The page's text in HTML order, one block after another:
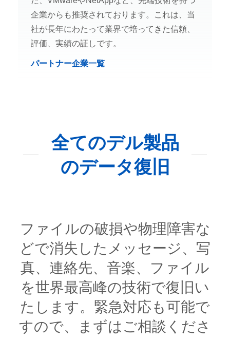
企業からも推奨されております。これは、当
社が長年にわたって業界で培ってきた信頼、
評価、実績の証しです。
パートナー企業一覧
全てのデル製品
のデータ復旧
ファイルの破損や物理障害な
どで消失したメッセージ、写
真、連絡先、音楽、ファイル
を世界最高峰の技術で復旧い
たします。緊急対応も可能で
すので、まずはご相談くださ